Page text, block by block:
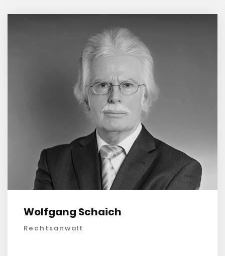
Wolfgang Schaich
Rechtsanwalt